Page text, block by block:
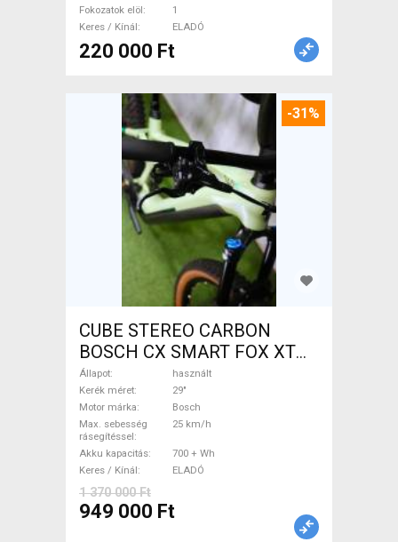
Fokozatok elöl
1
Keres / Kínál
ELADÓ
220 000 Ft
-31%
CUBE STEREO CARBON
BOSCH CX SMART FOX XT
Elektromos Mountain Bike
29" össztelós / fully Bosch
használt ELADÓ
Állapot
használt
Kerék méret
29"
Motor márka
Bosch
Max. sebesség
rásegítéssel
25 km/h
Akku kapacitás
700 + Wh
Keres / Kínál
ELADÓ
1 370 000 Ft
949 000 Ft